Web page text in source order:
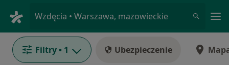
Wzdęcia • Warszawa, mazowieckie
Filtry • 1 Ubezpieczenie